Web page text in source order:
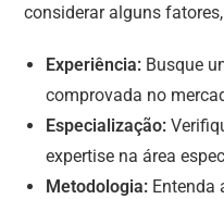
considerar alguns
Experiência: Busque
comprovada no
Especialização:
expertise na área
Metodologia: Entenda